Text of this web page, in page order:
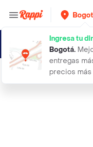
Ingresa tu
Bogotá.
entregas
precios
368 atari negro